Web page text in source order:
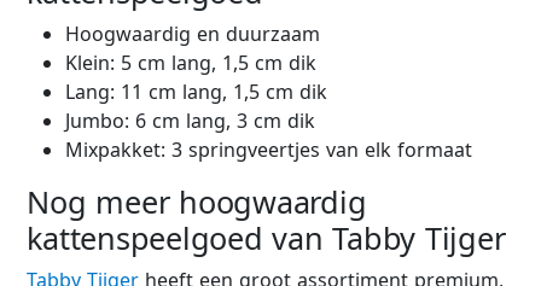
Hoogwaardig en duurzaam
Klein: 5 cm lang, 1,5 cm dik
Lang: 11 cm lang, 1,5 cm dik
Jumbo: 6 cm lang, 3 cm dik
Mixpakket: 3 springveertjes van elk formaat
Nog meer hoogwaardig
kattenspeelgoed van Tabby Tijger
Tabby Tijger heeft een groot assortiment premium,